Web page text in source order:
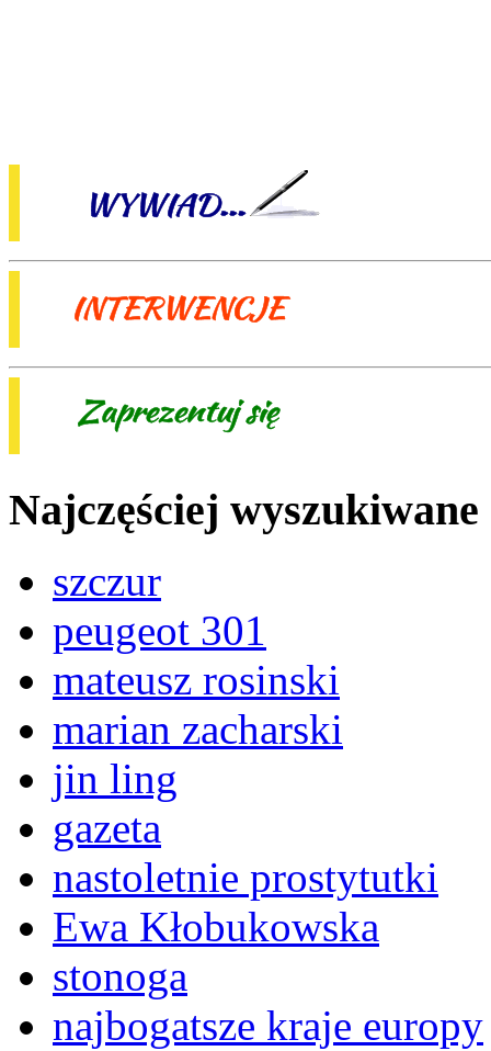
Najczęściej wyszukiwane
szczur
peugeot 301
mateusz rosinski
marian zacharski
jin ling
gazeta
nastoletnie prostytutki
Ewa Kłobukowska
stonoga
najbogatsze kraje europy